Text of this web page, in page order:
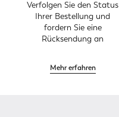
Verfolgen Sie den Status
Ihrer Bestellung und
fordern Sie eine
Rücksendung an
Mehr erfahren